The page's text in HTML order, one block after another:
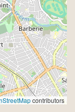
contributors